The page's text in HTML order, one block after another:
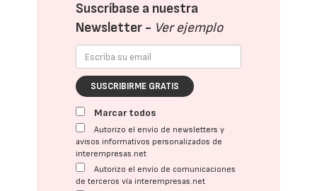
Suscríbase a nuestra
Newsletter - Ver ejemplo
SUSCRIBIRME GRATIS
Marcar todos
Autorizo el envío de newsletters y
avisos informativos personalizados de
interempresas.net
Autorizo el envío de comunicaciones
de terceros vía interempresas.net